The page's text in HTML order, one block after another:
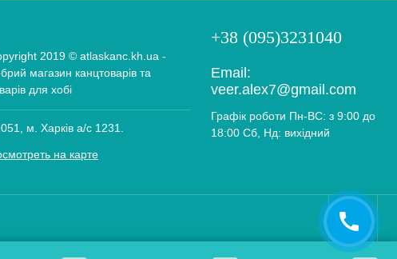
2019 © atlaskanc.kh.ua -
магазин канцтоварів та
для хобі
м. Харків а/с 1231.
на карте
+38 (095)3231040
Email:
veer.alex7@gmail.com
Графік роботи Пн-ВС: з 9:00 до
18:00 Сб, Нд: вихідний